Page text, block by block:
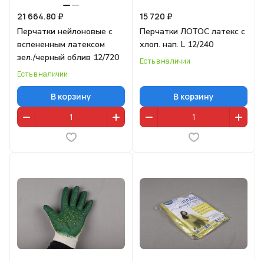
21 664.80 ₽
Перчатки нейлоновые с
вспененным латексом
зел./черный облив 12/720
Есть в наличии
В корзину
15 720 ₽
Перчатки ЛОТОС латекс с
хлоп. нап. L 12/240
Есть в наличии
В корзину